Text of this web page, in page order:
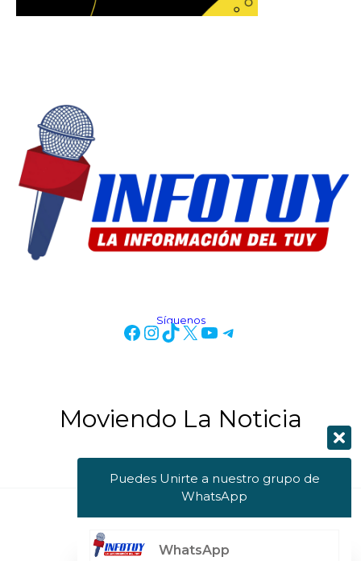
Síguenos
Moviendo La Noticia
Puedes Unirte a nuestro grupo de
WhatsApp
WhatsApp